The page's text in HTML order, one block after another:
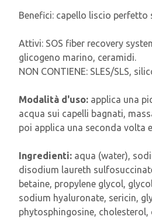
Benefici: capello liscio perfetto
Attivi: SOS fiber recovery
glicogeno marino, ceramidi.
NON CONTIENE: SLES/SLS,
Modalità d'uso: applica una
acqua sui capelli bagnati,
poi applica una seconda volta
Ingredienti: aqua (water),
disodium laureth
betaine, propylene glycol,
sodium hyaluronate, sericin,
phytosphingosine,